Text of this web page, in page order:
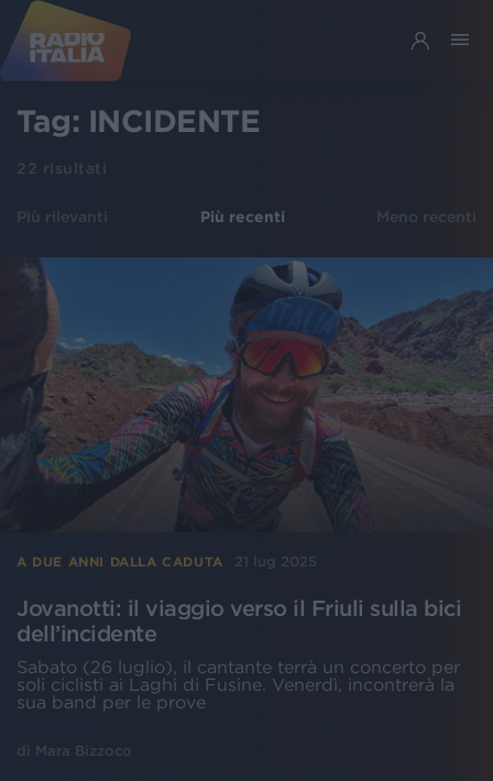
Tag: INCIDENTE
22 risultati
Più rilevanti Più recenti Meno recenti
A DUE ANNI DALLA CADUTA 21 lug 2025
Jovanotti: il viaggio verso il Friuli sulla bici
dell’incidente
Sabato (26 luglio), il cantante terrà un concerto per
soli ciclisti ai Laghi di Fusine. Venerdì, incontrerà la
sua band per le prove
di Mara Bizzoco